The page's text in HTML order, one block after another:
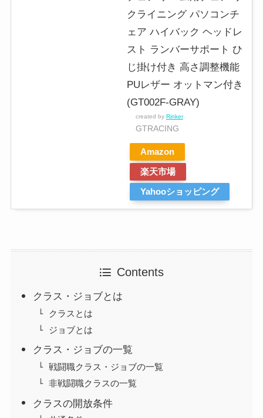
クライニング パソコンチ
ェア ハイバック ヘッドレ
スト ランバーサポート ひ
じ掛け付き 高さ調整機能
PUレザー オットマン付き
(GT002F-GRAY)
created by Rinker
GTRACING
Amazon
楽天市場
Yahooショッピング
Contents
クラス・ジョブとは
クラスとは
ジョブとは
クラス・ジョブの一覧
戦闘職クラス・ジョブの一覧
非戦闘職クラスの一覧
クラスの開放条件